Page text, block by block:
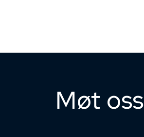
Møt oss